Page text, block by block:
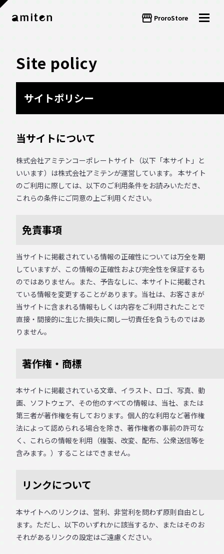
storefront ProroStore
Site policy
サイトポリシー
当サイトについて
株式会社アミテンコーポレートサイト（以下「本サイト」と
いいます）は株式会社アミテンが運営しています。 本サイト
のご利用に際しては、以下のご利用条件をお読みいただき、
これらの条件にご同意の上ご利用ください。
免責事項
当サイトに掲載されている情報の正確性については万全を期
していますが、この情報の正確性および完全性を保証するも
のではありません。また、予告なしに、本サイトに掲載され
ている情報を変更することがあります。当社は、お客さまが
当サイトに含まれる情報もしくは内容をご利用されたことで
直接・間接的に生じた損失に関し一切責任を負うものではあ
りません。
著作権・商標
本サイトに掲載されている文章、イラスト、ロゴ、写真、動
画、ソフトウェア、その他のすべての情報は、当社、または
第三者が著作権を有しております。個人的な利用など著作権
法によって認められる場合を除き、著作権者の事前の許可な
く、これらの情報を利用（複製、改変、配布、公衆送信等を
含みます。）することはできません。
リンクについて
本サイトへのリンクは、営利、非営利を問わず原則自由とし
ます。ただし、以下のいずれかに該当するか、またはそのお
それがあるリンクの設定はご遠慮ください。